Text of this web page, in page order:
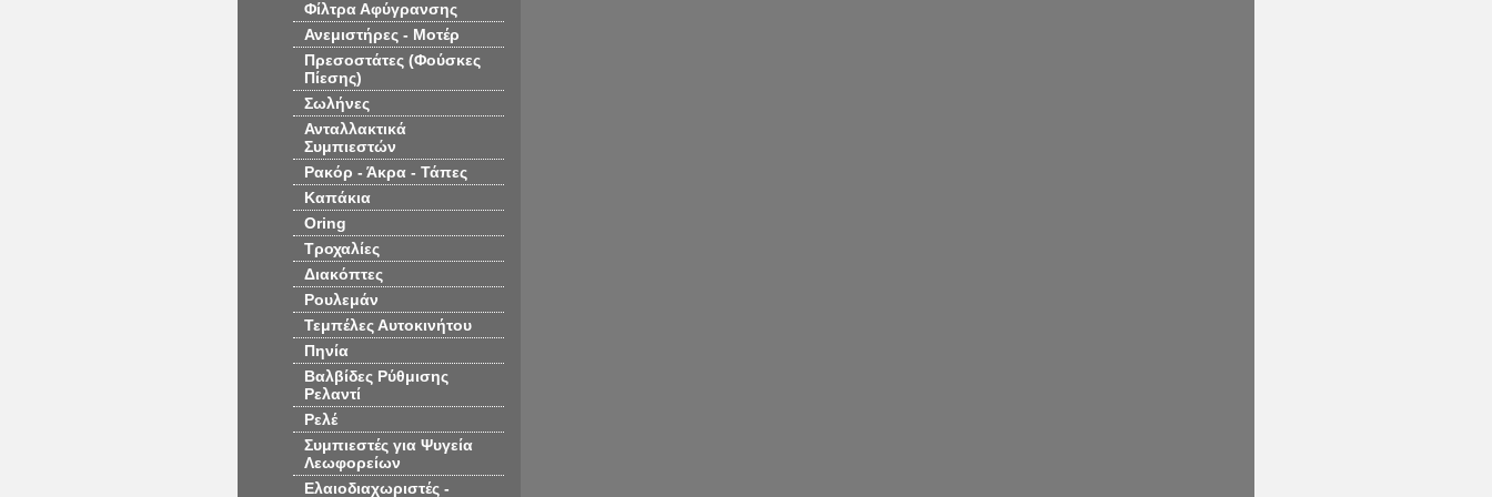
Φίλτρα Αφύγρανσης
Ανεμιστήρες - Μοτέρ
Πρεσοστάτες (Φούσκες
Πίεσης)
Σωλήνες
Ανταλλακτικά
Συμπιεστών
Ρακόρ - Άκρα - Τάπες
Καπάκια
Oring
Τροχαλίες
Διακόπτες
Ρουλεμάν
Τεμπέλες Αυτοκινήτου
Πηνία
Βαλβίδες Ρύθμισης
Ρελαντί
Ρελέ
Συμπιεστές για Ψυγεία
Λεωφορείων
Ελαιοδιαχωριστές -